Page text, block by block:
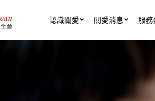
認識關愛 關愛消息 服